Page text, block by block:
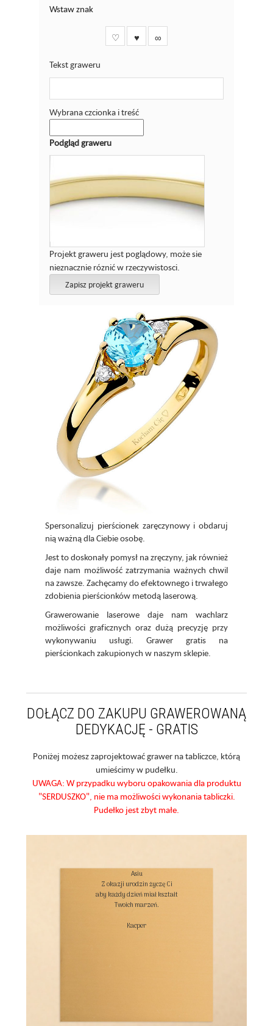
Wstaw znak
♡ ♥ ∞
Tekst graweru
Wybrana czcionka i treść
Podgląd graweru
Projekt graweru jest poglądowy, może sie
nieznacznie róznić w rzeczywistosci.
Zapisz projekt graweru
Spersonalizuj pierścionek zaręczynowy i obdaruj
nią ważną dla Ciebie osobę.
Jest to doskonały pomysł na zręczyny, jak również
daje nam możliwość zatrzymania ważnych chwil
na zawsze. Zachęcamy do efektownego i trwałego
zdobienia pierścionków metodą laserową.
Grawerowanie laserowe daje nam wachlarz
możliwości graficznych oraz dużą precyzję przy
wykonywaniu usługi. Grawer gratis na
pierścionkach zakupionych w naszym sklepie.
DOŁĄCZ DO ZAKUPU GRAWEROWANĄ
DEDYKACJĘ - GRATIS
Poniżej możesz zaprojektować grawer na tabliczce, którą
umieścimy w pudełku.
UWAGA: W przypadku wyboru opakowania dla produktu
"SERDUSZKO", nie ma możliwości wykonania tabliczki.
Pudełko jest zbyt małe.
Asiu
Z okazji urodzin życzę Ci
aby każdy dzień miał kształt
Twoich marzeń.
Kacper